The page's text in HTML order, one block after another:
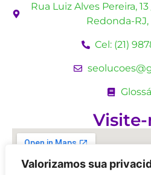
Valorizamos sua
Rua Luiz Alves Pereira,
Redonda-RJ,
Cel: (21)
Visite-